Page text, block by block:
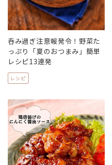
呑み過ぎ注意報発令！野菜た
っぷり「夏のおつまみ」簡単
レシピ13連発
レシピ